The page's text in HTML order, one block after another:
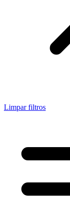
Limpar filtros